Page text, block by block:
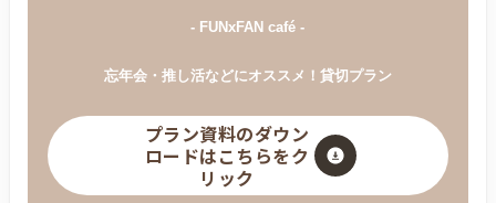
- FUNxFAN café -
忘年会・推し活などにオススメ！貸切プラン
プラン資料のダウン
ロードはこちらをク
リック